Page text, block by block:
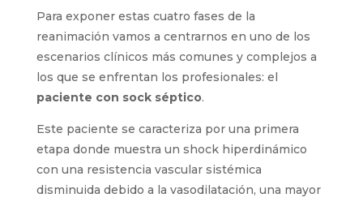
Para exponer estas cuatro fases de la
reanimación vamos a centrarnos en uno de los
escenarios clínicos más comunes y complejos a
los que se enfrentan los profesionales: el
paciente con sock séptico.
Este paciente se caracteriza por una primera
etapa donde muestra un shock hiperdinámico
con una resistencia vascular sistémica
disminuida debido a la vasodilatación, una mayor